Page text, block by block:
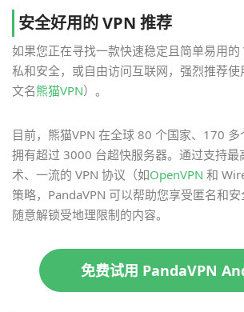
安全好用的 VPN 推荐
如果您正在寻找一款快速稳定且简单易用的
私和安全，或自由访问互联网，强烈推荐使
文名熊猫VPN）。
目前，熊猫VPN 在全球 80 个国家、170 多
拥有超过 3000 台超快服务器。通过支持最
术、一流的 VPN 协议（如OpenVPN 和
策略，PandaVPN 可以帮助您享受匿名和
随意解锁受地理限制的内容。
免费试用 PandaVPN